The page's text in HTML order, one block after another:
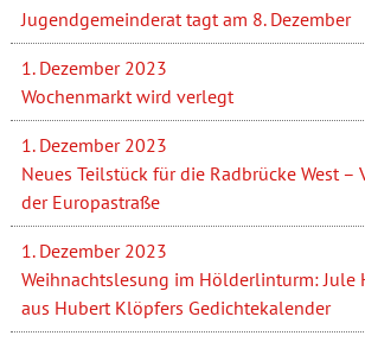
Jugendgemeinderat tagt am 8. Dezember
1. Dezember 2023
Wochenmarkt wird verlegt
1. Dezember 2023
Neues Teilstück für die Radbrücke West –
der Europastraße
1. Dezember 2023
Weihnachtslesung im Hölderlinturm: Jule
aus Hubert Klöpfers Gedichtekalender